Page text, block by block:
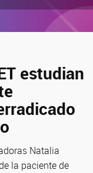
estudian
Natalia
la paciente de